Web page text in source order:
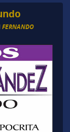
FERNANDO